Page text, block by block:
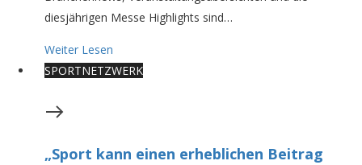
diesjährigen Messe Highlights sind…
Weiter Lesen
SPORTNETZWERK
„Sport kann einen erheblichen Beitrag